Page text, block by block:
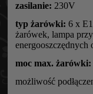
zasilanie: 230V
typ żarówki: 6 x
żarówek, lampa
energooszczędnych
moc max. żarówki:
możliwość